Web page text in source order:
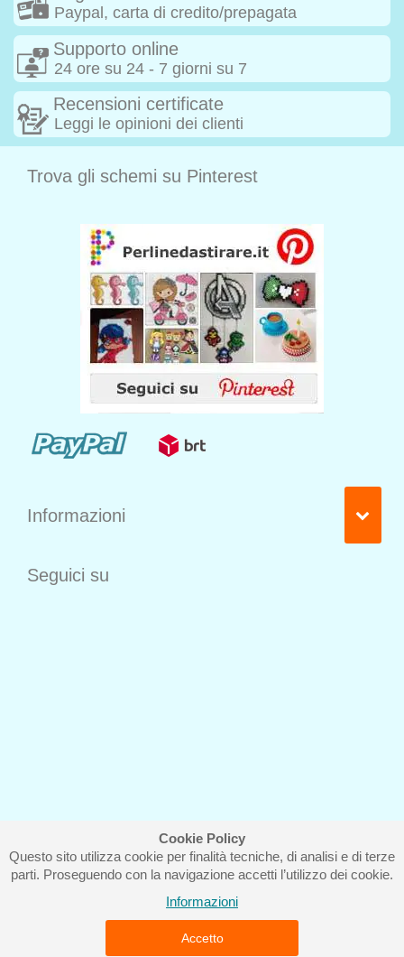
Cookie Policy
Questo sito utilizza cookie per finalità tecniche, di analisi e di terze
parti. Proseguendo con la navigazione accetti l’utilizzo dei cookie.
Informazioni
Accetto
Paypal, carta di credito/prepagata
Supporto online
24 ore su 24 - 7 giorni su 7
Recensioni certificate
Leggi le opinioni dei clienti
Trova gli schemi su Pinterest
Informazioni
Seguici su
Iscriviti alla nostra newsletter
Piccolo Mondo di Ferri Roberta - Via Carlo Pisacane 9/11 57025